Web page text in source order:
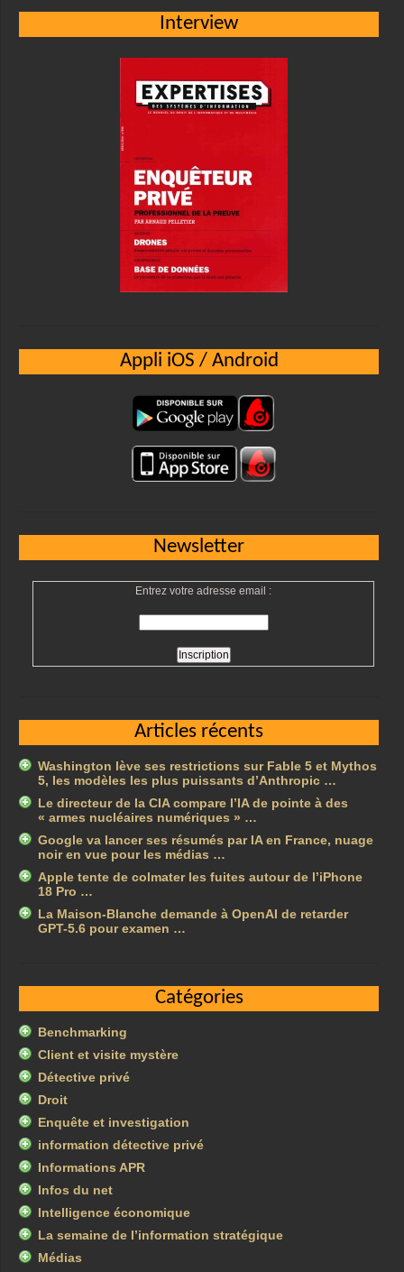
Interview
Appli iOS / Android
Newsletter
Entrez votre adresse email :
Articles récents
Washington lève ses restrictions sur Fable 5 et Mythos
5, les modèles les plus puissants d’Anthropic …
Le directeur de la CIA compare l’IA de pointe à des
« armes nucléaires numériques » …
Google va lancer ses résumés par IA en France, nuage
noir en vue pour les médias …
Apple tente de colmater les fuites autour de l’iPhone
18 Pro …
La Maison-Blanche demande à OpenAI de retarder
GPT-5.6 pour examen …
Catégories
Benchmarking
Client et visite mystère
Détective privé
Droit
Enquête et investigation
information détective privé
Informations APR
Infos du net
Intelligence économique
La semaine de l’information stratégique
Médias